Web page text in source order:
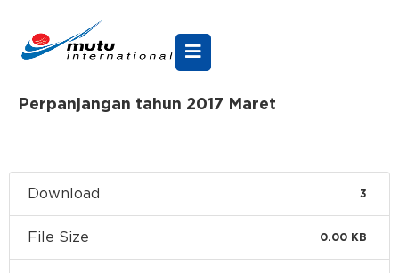
Perpanjangan tahun 2017 Maret
Download 3
File Size 0.00 KB